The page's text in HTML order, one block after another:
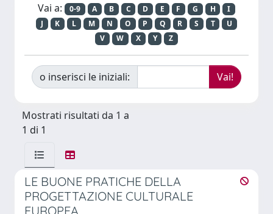
Vai a: 0-9 A B C D E F G H
I
J
K L M N O P Q R S T
U
V
W X Y Z
o inserisci le iniziali:
Mostrati risultati da 1 a
1 di 1
LE BUONE PRATICHE DELLA
PROGETTAZIONE CULTURALE
EUROPEA